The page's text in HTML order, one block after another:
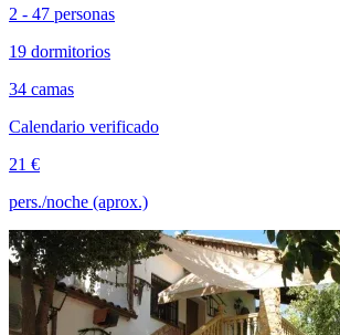
2 - 47 personas
19 dormitorios
34 camas
Calendario verificado
21 €
pers./noche (aprox.)